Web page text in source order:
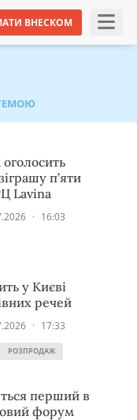
ВНЕСКОМ
ТЕМОЮ
п’яти
Lavina
· 16:03
у Києві
речей
· 17:33
РОЗПРОДАЖ
перший в
форум